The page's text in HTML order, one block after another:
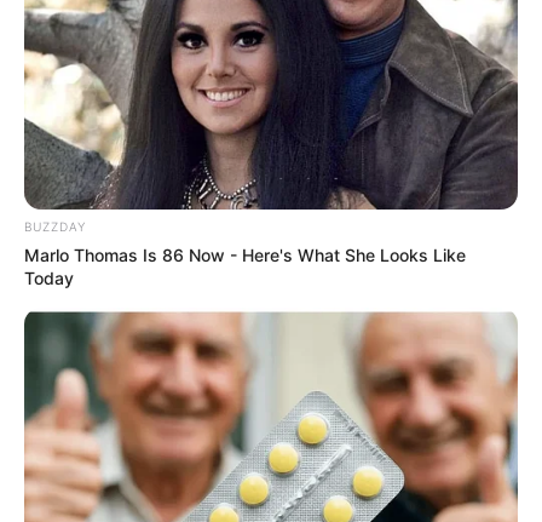
BUZZDAY
Marlo Thomas Is 86 Now - Here's What She Looks Like
Today